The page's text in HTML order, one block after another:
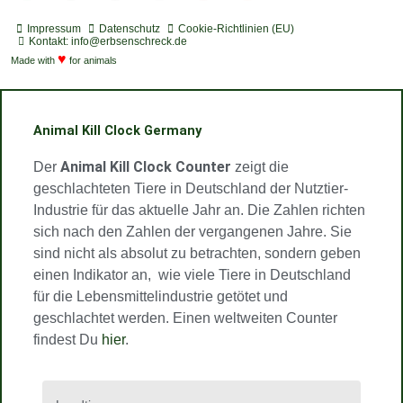
t
i
f
c
a
s
t
a
g
a
t
u
t
Impressum Datenschutz
Cookie-Richtlinien (EU)
Kontakt: info@erbsenschreck.de
Made with ♥ for animals
Animal Kill Clock Germany
Der Animal Kill Clock Counter zeigt die
geschlachteten Tiere in Deutschland der Nutztier-
Industrie für das aktuelle Jahr an. Die Zahlen richten
sich nach den Zahlen der vergangenen Jahre. Sie
sind nicht als absolut zu betrachten, sondern geben
einen Indikator an, wie viele Tiere in Deutschland
für die Lebensmittelindustrie getötet und
geschlachtet werden. Einen weltweiten Counter
findest Du hier.